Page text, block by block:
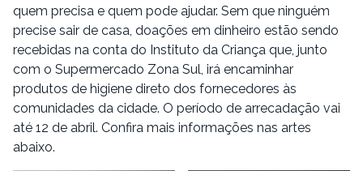
quem precisa e quem pode ajudar. Sem que ninguém
precise sair de casa, doações em dinheiro estão sendo
recebidas na conta do Instituto da Criança que, junto
com o Supermercado Zona Sul, irá encaminhar
produtos de higiene direto dos fornecedores às
comunidades da cidade. O período de arrecadação vai
até 12 de abril. Confira mais informações nas artes
abaixo.